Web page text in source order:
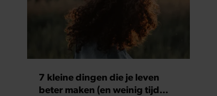
7 kleine dingen die je leven
beter maken (en weinig tijd